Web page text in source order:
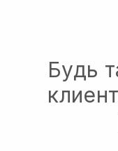
Будь